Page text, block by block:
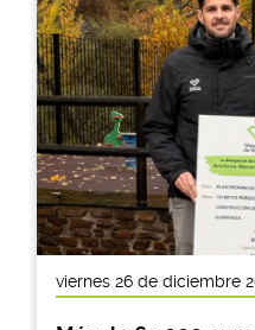
viernes 26 de diciembre